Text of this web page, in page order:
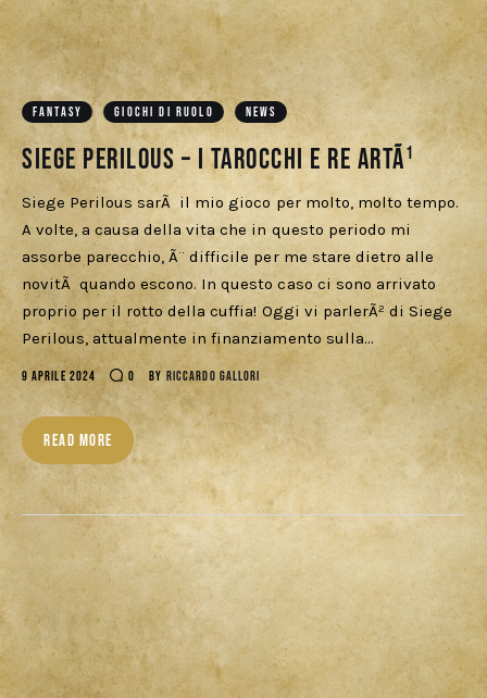
FANTASY GIOCHI DI RUOLO NEWS
Siege Perilous – I Tarocchi e Re ArtÃ¹
Siege Perilous sarÃ il mio gioco per molto, molto tempo.
A volte, a causa della vita che in questo periodo mi
assorbe parecchio, Ã¨ difficile per me stare dietro alle
novitÃ quando escono. In questo caso ci sono arrivato
proprio per il rotto della cuffia! Oggi vi parlerÃ² di Siege
Perilous, attualmente in finanziamento sulla…
9 APRILE 2024 0 BY RICCARDO GALLORI
READ MORE